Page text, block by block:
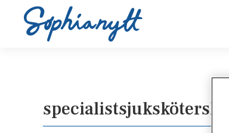
specialistsjuksköterska